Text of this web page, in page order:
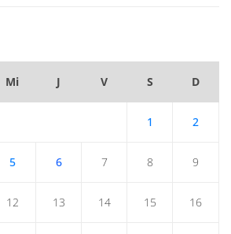
Mi J V S D
1 2
5 6 7 8 9
12 13 14 15 16